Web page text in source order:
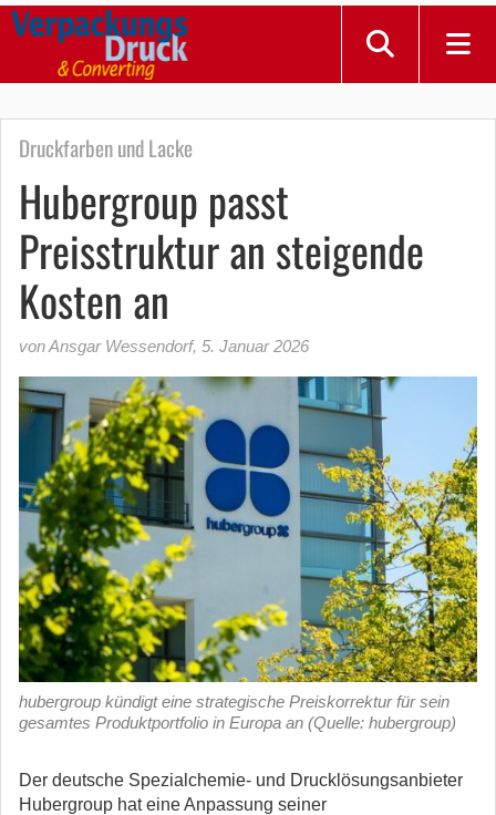
Druckfarben und Lacke
Hubergroup passt
Preisstruktur an steigende
Kosten an
von Ansgar Wessendorf, 5. Januar 2026
hubergroup kündigt eine strategische Preiskorrektur für sein
gesamtes Produktportfolio in Europa an (Quelle: hubergroup)
Der deutsche Spezialchemie- und Drucklösungsanbieter
Hubergroup hat eine Anpassung seiner